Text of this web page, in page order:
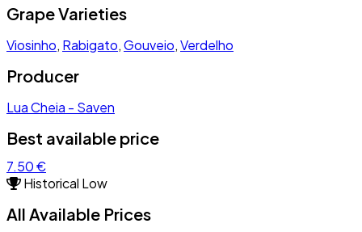
Grape Varieties
Viosinho, Rabigato,Gouveio,Verdelho
Producer
Lua Cheia - Saven
Best available price
7.50 €
Historical Low
All Available Prices